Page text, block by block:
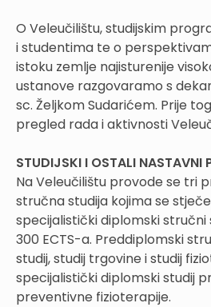
O Veleučilištu, studijskim
i studentima te o
istoku zemlje najisturenije
ustanove razgovaramo s
sc. Željkom Sudarićem. Prije
pregled rada i aktivnosti
STUDIJSKI I OSTALI NASTAVNI
Na Veleučilištu provode se tri
stručna studija kojima se stječe
specijalistički diplomski stručni
300 ECTS-a. Preddiplomski
studij, studij trgovine i studij
specijalistički diplomski studij
preventivne fizioterapije.